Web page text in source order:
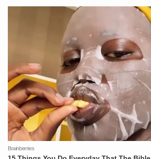
XIN CHÀO,
TÔI LÀ CHATBOT CỦA